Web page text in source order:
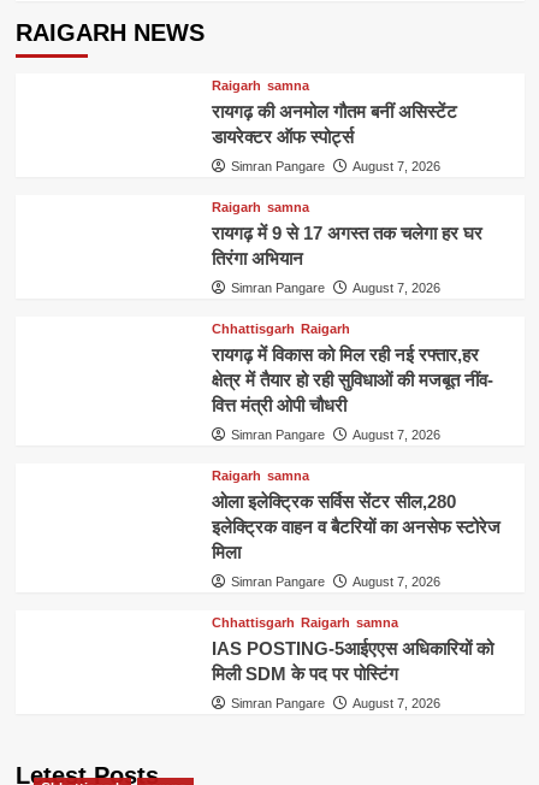
RAIGARH NEWS
Raigarh samna
रायगढ़ की अनमोल गौतम बनीं असिस्टेंट
डायरेक्टर ऑफ स्पोर्ट्स
Simran Pangare August 7, 2026
Raigarh samna
रायगढ़ में 9 से 17 अगस्त तक चलेगा हर घर
तिरंगा अभियान
Simran Pangare August 7, 2026
Chhattisgarh Raigarh
रायगढ़ में विकास को मिल रही नई रफ्तार,हर
क्षेत्र में तैयार हो रही सुविधाओं की मजबूत नींव-
वित्त मंत्री ओपी चौधरी
Simran Pangare August 7, 2026
Raigarh samna
ओला इलेक्ट्रिक सर्विस सेंटर सील,280
इलेक्ट्रिक वाहन व बैटरियों का अनसेफ स्टोरेज
मिला
Simran Pangare August 7, 2026
Chhattisgarh Raigarh samna
IAS POSTING-5आईएएस अधिकारियों को
मिली SDM के पद पर पोस्टिंग
Simran Pangare August 7, 2026
Letest Posts